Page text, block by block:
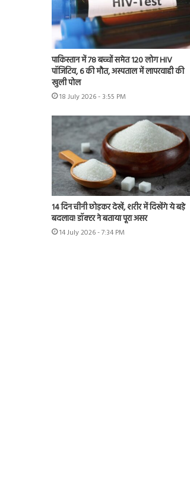
पाकिस्तान में 78 बच्चों समेत 120 लोग HIV
पॉजिटिव, 6 की मौत, अस्पताल में लापरवाही की
खुली पोल
18 July 2026 - 3:55 PM
14 दिन चीनी छोड़कर देखें, शरीर में दिखेंगे ये बड़े
बदलाव! डॉक्टर ने बताया पूरा असर
14 July 2026 - 7:34 PM